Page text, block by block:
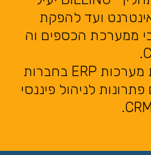
ועד להפקת
ממערכת הכספים וה
TopXR מומחים בהטמעת מערכות ERP בחברות
לניהול פיננסי